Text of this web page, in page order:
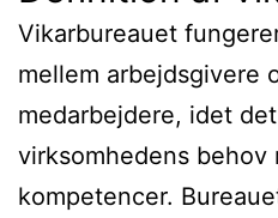
Vikarbureauet
mellem arbejdsgivere
medarbejdere, idet
virksomhedens behov
kompetencer.